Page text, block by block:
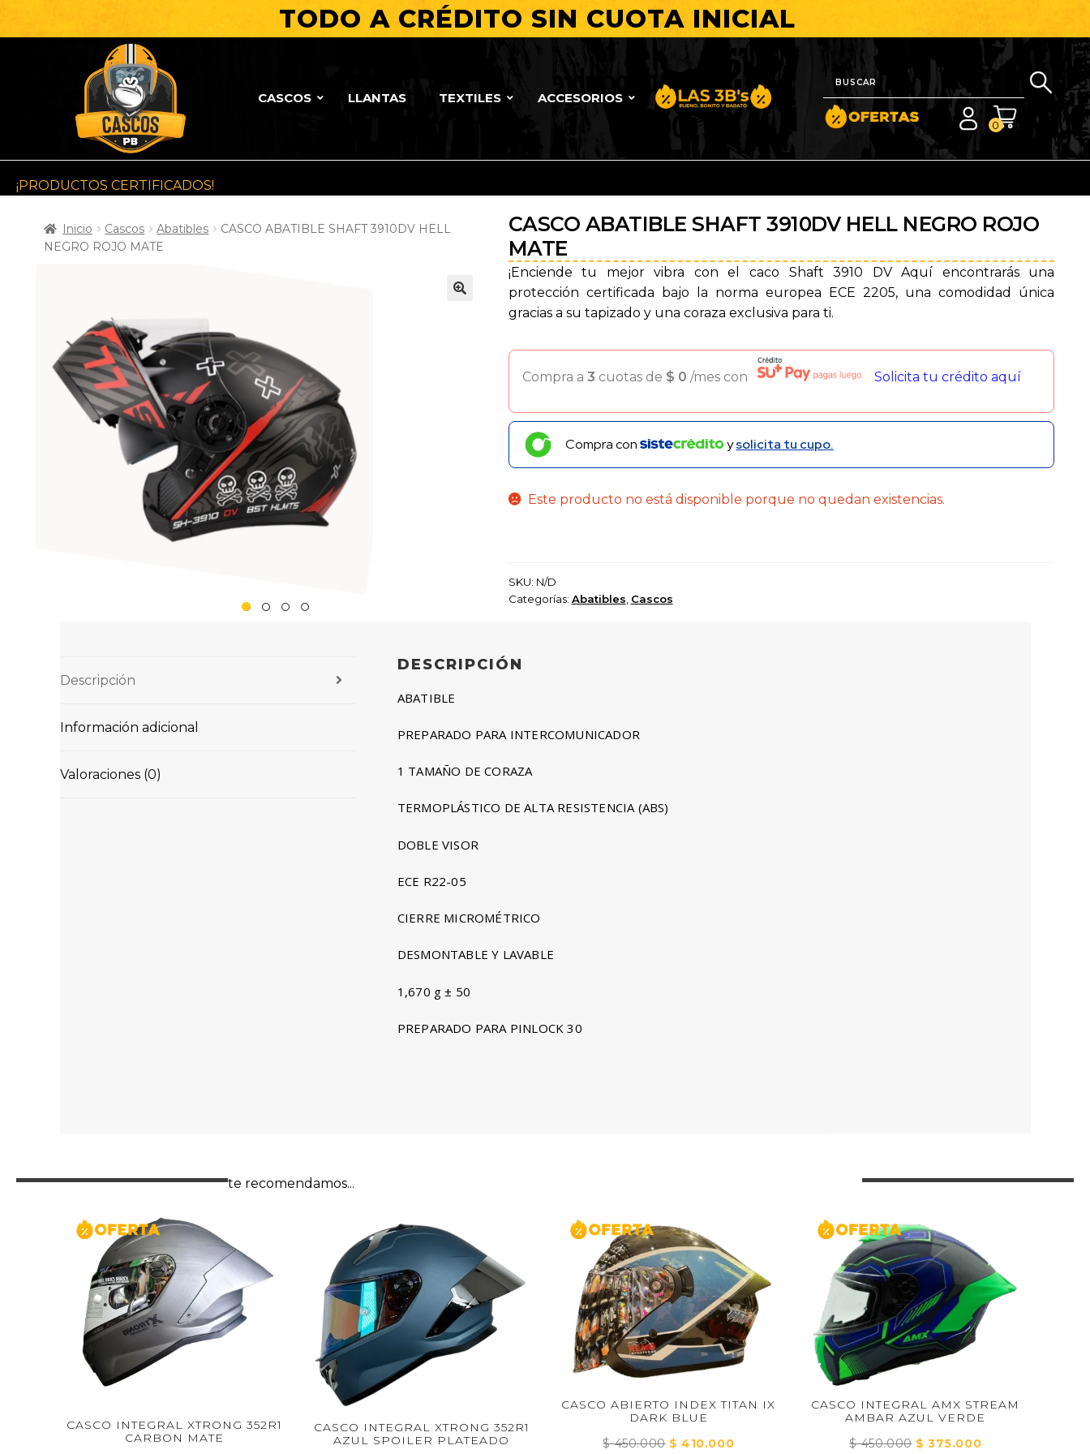
TODO A CRÉDITO SIN CUOTA INICIAL
CASCOS LLANTAS TEXTILES ACCESORIOS Bueno, Bonito y Barato
0
¡PRODUCTOS CERTIFICADOS!
Inicio Cascos Abatibles
CASCO ABATIBLE SHAFT 3910DV HELL
NEGRO ROJO MATE
CASCO ABATIBLE SHAFT 3910DV HELL NEGRO ROJO
MATE
¡Enciende tu mejor vibra con el caco Shaft 3910 DV Aquí encontrarás una
protección certificada bajo la norma europea ECE 2205, una comodidad única
gracias a su tapizado y una coraza exclusiva para ti.
Compra a 3 cuotas de $ 0 /mes con Solicita tu crédito aquí
Compra con ysolicita tu cupo.
Este producto no está disponible porque no quedan existencias.
SKU: N/D
Categorías: Abatibles Cascos
Descripción
Información adicional
Valoraciones (0)
DESCRIPCIÓN
ABATIBLE
PREPARADO PARA INTERCOMUNICADOR
1 TAMAÑO DE CORAZA
TERMOPLÁSTICO DE ALTA RESISTENCIA (ABS)
DOBLE VISOR
ECE R22-05
CIERRE MICROMÉTRICO
DESMONTABLE Y LAVABLE
1,670 g ± 50
PREPARADO PARA PINLOCK 30
te recomendamos...
INTEGRAL XTRONG 352R1
CASCO INTEGRAL XTRONG 352R1
AZUL SPOILER PLATEADO
CASCO ABIERTO INDEX TITAN IX
$450.000 410.000El
CASCO INTEGRAL AMX STREAM
AMBAR AZUL VERDE
375.000El
CASCO INTEGRAL